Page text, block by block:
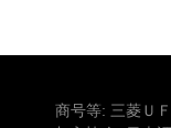
商号等: 三菱Ｕ